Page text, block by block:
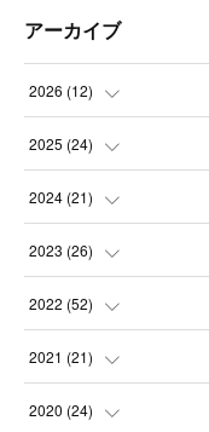
アーカイブ
2026 (12)
(1
(3
(1
(1
2025 (24)
(2
(3
(1
(2
2024 (21)
(2
(2
(1
(2
2023 (26)
(1
(2
(4
2022 (52)
(3
(2
2021 (21)
(4
2020 (24)